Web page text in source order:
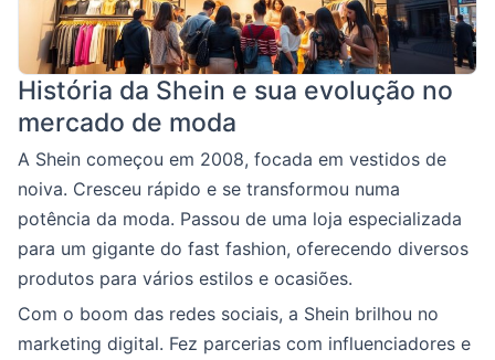
História da Shein e sua evolução no
mercado de moda
A Shein começou em 2008, focada em vestidos de
noiva. Cresceu rápido e se transformou numa
potência da moda. Passou de uma loja especializada
para um gigante do fast fashion, oferecendo diversos
produtos para vários estilos e ocasiões.
Com o boom das redes sociais, a Shein brilhou no
marketing digital. Fez parcerias com influenciadores e